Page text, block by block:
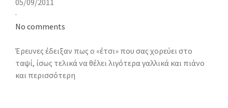
·
No comments
Έρευνες έδειξαν πως ο «έτσι» που σας χορεύει στο
ταψί, ίσως τελικά να θέλει λιγότερα γαλλικά και πιάνο
και περισσότερη